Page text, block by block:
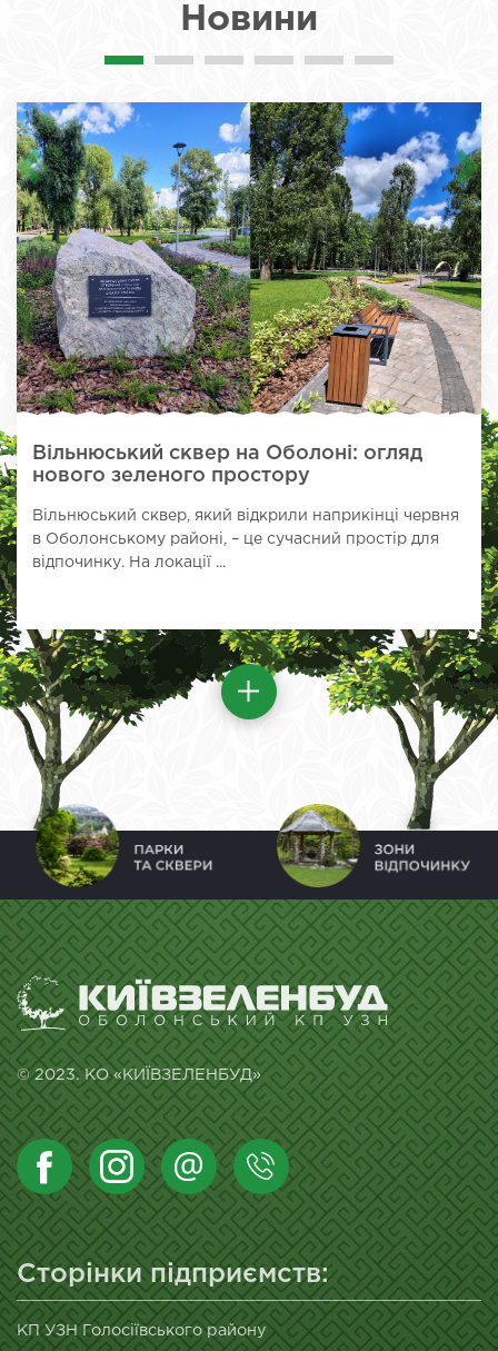
Новини
Вільнюський сквер на Оболоні: огляд
нового зеленого простору
Вільнюський сквер, який відкрили наприкінці червня
в Оболонському районі, – це сучасний простір для
відпочинку. На локації ...
© 2023. КО «КИЇВЗЕЛЕНБУД»
Сторінки підприємств:
КП УЗН Голосіївського району